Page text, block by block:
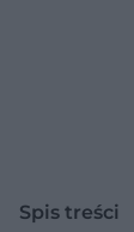
Spis treści